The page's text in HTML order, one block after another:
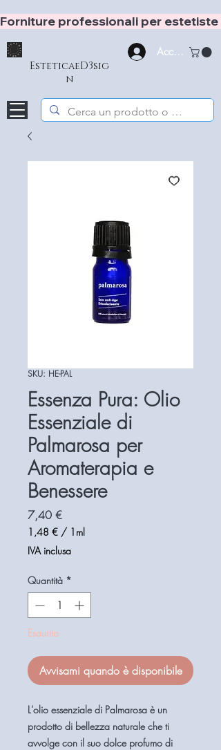
Forniture professionali per
EsteticaeD3sig
n
Accedi
SKU: HE-PAL
Essenza Pura: Olio
Essenziale di
Palmarosa per
Aromaterapia e
Benessere
7,40 €Prezzo
1,48 € / 1ml
1,48 €
ogni
Millilitro
IVA inclusa
Quantità *
Esaurito
Avvisami quando è disponibile
L'olio essenziale di Palmarosa è un
prodotto di bellezza naturale che ti
avvolge con il suo dolce profumo di